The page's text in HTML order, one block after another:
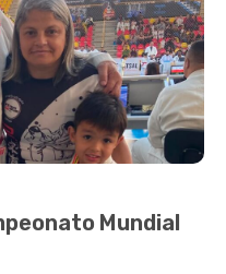
Mundial